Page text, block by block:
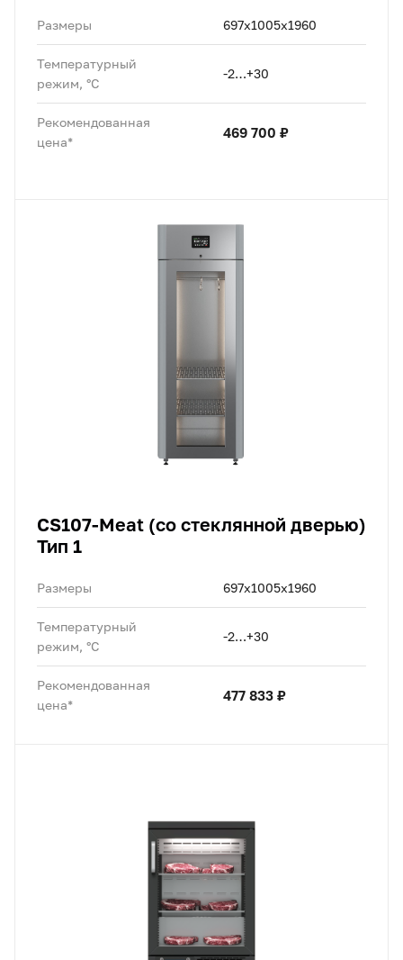
Размеры 697х1005х1960
Температурный
режим, °C
-2…+30
Рекомендованная
цена*
469 700 ₽
CS107-Meat (со стеклянной дверью)
Тип 1
Размеры 697х1005х1960
Температурный
режим, °C
-2…+30
Рекомендованная
цена*
477 833 ₽